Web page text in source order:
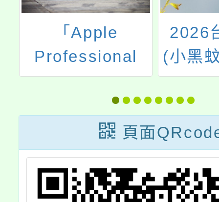
「Apple
Professional
Learning
Live：專業學習
線上課程(四月、
五月、六月)」
2026
(小黑
頁面